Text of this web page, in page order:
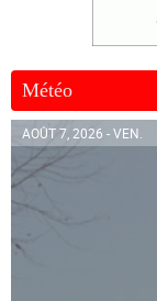
Météo
AOÛT 7, 2026 - VEN.